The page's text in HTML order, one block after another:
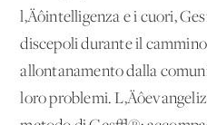
l‚Äôintelligenza e i cuori,
discepoli durante il
allontanamento dalla
loro problemi.